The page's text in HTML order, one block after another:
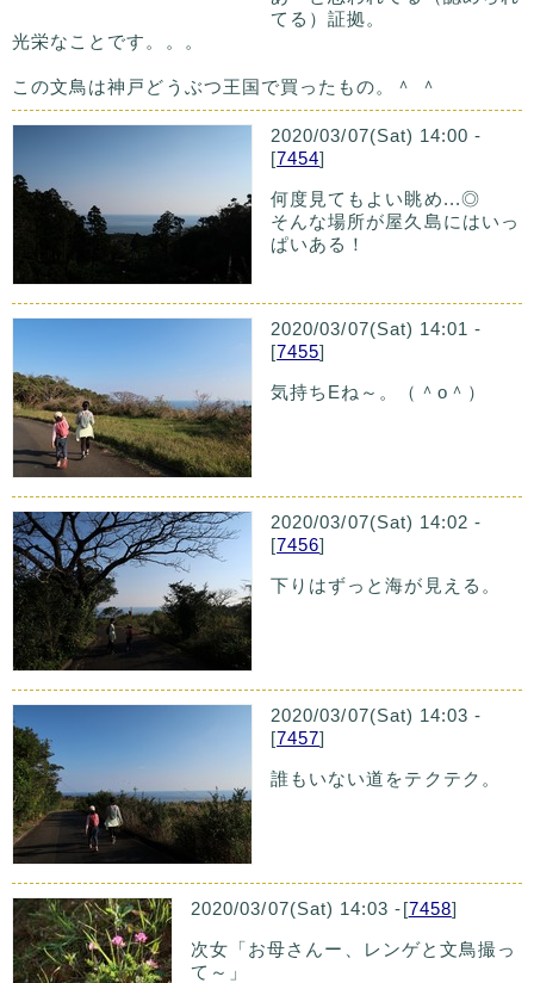
てる）証拠。
光栄なことです。。。
この文鳥は神戸どうぶつ王国で買ったもの。＾ ＾
2020/03/07(Sat) 14:00 -
[7454]
何度見てもよい眺め...◎
そんな場所が屋久島にはいっ
ぱいある！
2020/03/07(Sat) 14:01 -
[7455]
気持ちEね～。（＾o＾）
2020/03/07(Sat) 14:02 -
[7456]
下りはずっと海が見える。
2020/03/07(Sat) 14:03 -
[7457]
誰もいない道をテクテク。
2020/03/07(Sat) 14:03 -[7458]
次女「お母さんー、レンゲと文鳥撮っ
て～」